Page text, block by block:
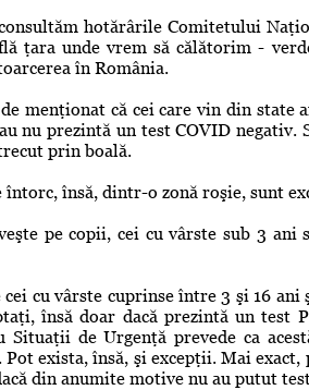
hotărârile Comitetului
ţara unde vrem să călătorim -
în România.
menţionat că cei care vin din state
nu prezintă un test COVID negativ.
prin boală.
întorc, însă, dintr-o zonă roşie, sunt
pe copii, cei cu vârste sub 3
cu vârste cuprinse între 3 şi 16
însă doar dacă prezintă un test
Situaţii de Urgenţă prevede ca
exista, însă, şi excepţii. Mai
din anumite motive nu au putut